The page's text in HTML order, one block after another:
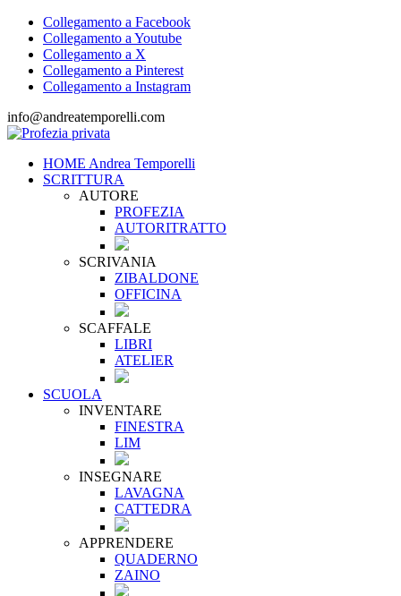
Collegamento a Facebook
Collegamento a Youtube
Collegamento a X
Collegamento a Pinterest
Collegamento a Instagram
info@andreatemporelli.com
HOME Andrea Temporelli
SCRITTURA
AUTORE
PROFEZIA
AUTORITRATTO
SCRIVANIA
ZIBALDONE
OFFICINA
SCAFFALE
LIBRI
ATELIER
SCUOLA
INVENTARE
FINESTRA
LIM
INSEGNARE
LAVAGNA
CATTEDRA
APPRENDERE
QUADERNO
ZAINO